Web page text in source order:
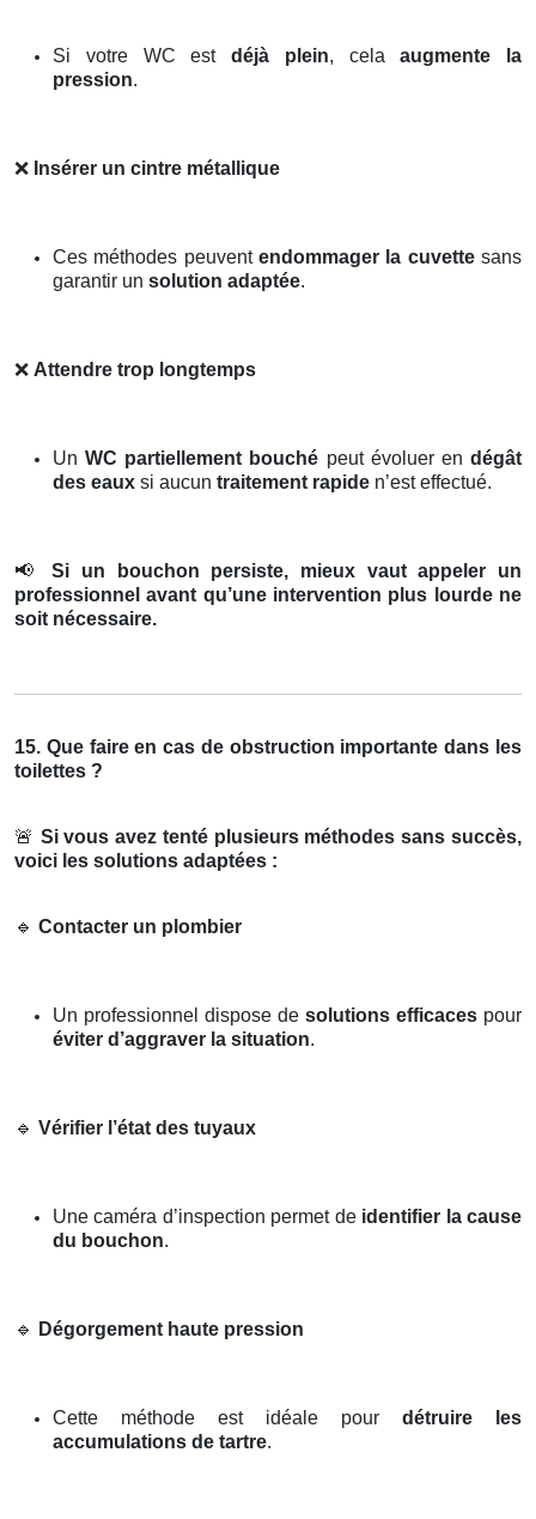
Si votre WC est déjà plein, celaaugmente la
pression.
❌ Insérer un cintre métallique
Ces méthodes peuvent endommager la cuvettesans
garantir un solution adaptée.
❌ Attendre trop longtemps
UnWC partiellement bouché peut évoluer endégât
des eaux si aucun traitement rapide n’est effectué.
📢
Si un bouchon persiste, mieux vaut appeler un
professionnel avant qu’une intervention plus lourde ne
soit nécessaire.
15. Que faire en cas de obstruction importante dans les
toilettes ?
🚨 Si vous avez tenté plusieurs méthodes sans succès,
voici les solutions adaptées :
🔹 Contacter un plombier
Un professionnel dispose de solutions efficaces pour
éviter d’aggraver la situation.
🔹 Vérifier l’état des tuyaux
Une caméra d’inspection permet de identifier la cause
du bouchon.
🔹 Dégorgement haute pression
Cette méthode est idéale pour détruire les
accumulations de tartre.